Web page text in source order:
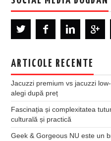
ARTICOLE RECENTE
Jacuzzi premium vs jacuzzi
alegi după preț
Fascinația și complexitatea
culturală și practică
Geek & Gorgeous NU este un